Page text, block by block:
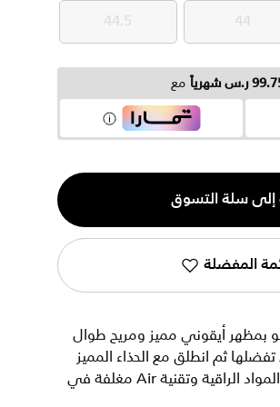
44
44
44.5
44.5
ر.س شهرياً مع
سلة التسوق
المفضلة
حذاء اير جوردن 1 لو بمظهر أيقوني مميز ومريح طوال
تفضلها ثم انطلق مع الحذاء المميز
المصنوع من مزيج من المواد الراقية وتقنية Air مغلفة في